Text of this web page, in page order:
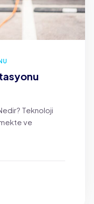
Teknoloji
ve